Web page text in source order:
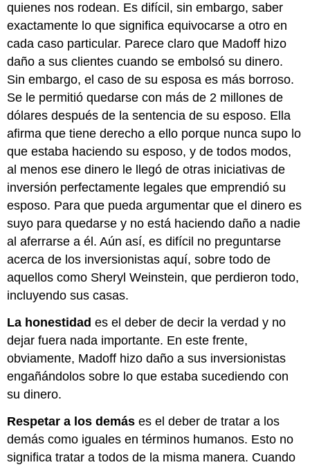
quienes nos rodean. Es difícil, sin embargo, saber
exactamente lo que significa equivocarse a otro en
cada caso particular. Parece claro que Madoff hizo
daño a sus clientes cuando se embolsó su dinero.
Sin embargo, el caso de su esposa es más borroso.
Se le permitió quedarse con más de 2 millones de
dólares después de la sentencia de su esposo. Ella
afirma que tiene derecho a ello porque nunca supo lo
que estaba haciendo su esposo, y de todos modos,
al menos ese dinero le llegó de otras iniciativas de
inversión perfectamente legales que emprendió su
esposo. Para que pueda argumentar que el dinero es
suyo para quedarse y no está haciendo daño a nadie
al aferrarse a él. Aún así, es difícil no preguntarse
acerca de los inversionistas aquí, sobre todo de
aquellos como Sheryl Weinstein, que perdieron todo,
incluyendo sus casas.
La honestidad es el deber de decir la verdad y no
dejar fuera nada importante. En este frente,
obviamente, Madoff hizo daño a sus inversionistas
engañándolos sobre lo que estaba sucediendo con
su dinero.
Respetar a los demás es el deber de tratar a los
demás como iguales en términos humanos. Esto no
significa tratar a todos de la misma manera. Cuando